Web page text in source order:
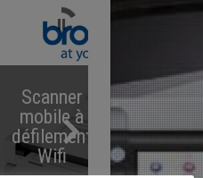
Scanner
mobile à
défilement
Wifi